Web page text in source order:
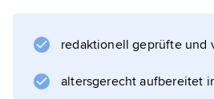
redaktionell geprüfte und
altersgerecht aufbereitet